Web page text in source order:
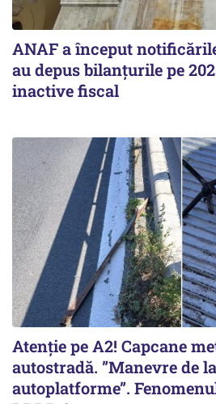
ANAF a început
au depus bilanțurile pe
inactive fiscal
Atenție pe A2! Capcane
autostradă. ”Manevre de
autoplatforme”.